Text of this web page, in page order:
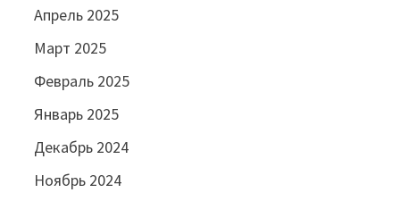
Апрель 2025
Март 2025
Февраль 2025
Январь 2025
Декабрь 2024
Ноябрь 2024